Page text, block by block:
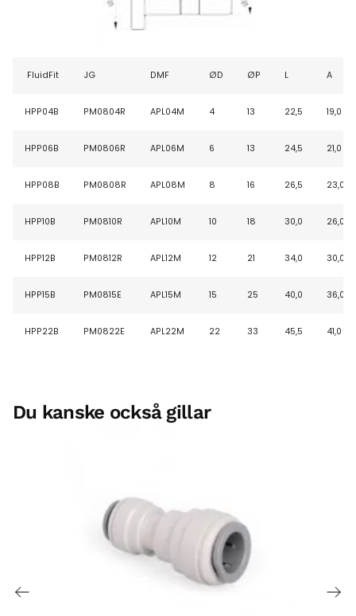
FluidFit JG DMF ØD ØP L A
HPP04B PM0804R APL04M 4 13 22,5 19,0
HPP06B PM0806R APL06M 6 13 24,5 21,0
HPP08B PM0808R APL08M 8 16 26,5 23,0
HPP10B PM0810R APL10M 10 18 30,0 26,0
HPP12B PM0812R APL12M 12 21 34,0 30,0
HPP15B PM0815E APL15M 15 25 40,0 36,0
HPP22B PM0822E APL22M 22 33 45,5 41,0
Du kanske också gillar